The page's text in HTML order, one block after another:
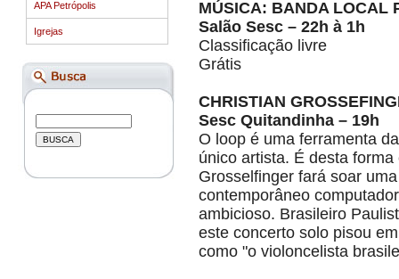
APA Petrópolis
Igrejas
MÚSICA: BANDA LOCAL
Salão Sesc – 22h à 1h
Classificação livre
Grátis
CHRISTIAN
Sesc Quitandinha – 19h
O loop é uma ferramenta
único artista. É desta
Grosselfinger fará soar
contemporâneo
ambicioso. Brasileiro
este concerto solo pisou
como "o violoncelista